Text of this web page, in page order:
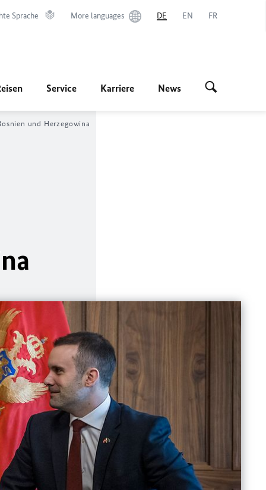
Sprache More languages DE EN FR
Service Karriere News
und Herzegowina